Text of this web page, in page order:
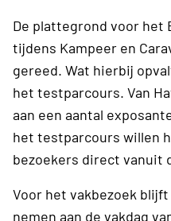
De plattegrond voor het
tijdens Kampeer en
gereed. Wat hierbij
het testparcours. Van
aan een aantal
het testparcours willen
bezoekers direct vanuit
Voor het vakbezoek
nemen aan de vakdag